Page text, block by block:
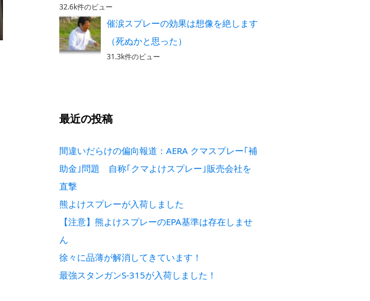
32.6k件のビュー
催涙スプレーの効果は想像を絶します
（死ぬかと思った）
31.3k件のビュー
最近の投稿
間違いだらけの偏向報道：AERA クマスプレー｢補
助金｣問題 自称｢クマよけスプレー｣販売会社を
直撃
熊よけスプレーが入荷しました
【注意】熊よけスプレーのEPA基準は存在しませ
ん
徐々に品薄が解消してきています！
最強スタンガンS-315が入荷しました！